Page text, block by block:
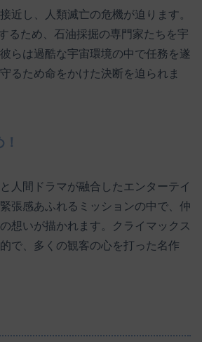
近し、人類滅亡の危機が迫ります。
るため、石油採掘の専門家たちを宇
らは過酷な宇宙環境の中で任務を遂
るため命をかけた決断を迫られま
人間ドラマが融合したエンターテイ
張感あふれるミッションの中で、仲
想いが描かれます。クライマックス
で、多くの観客の心を打った名作